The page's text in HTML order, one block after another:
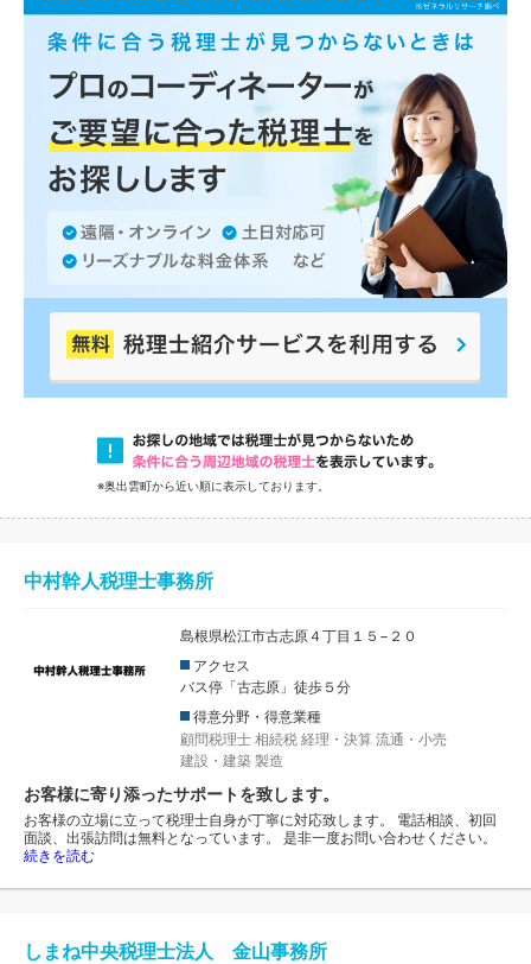
※奥出雲町から近い順に表示しております。
中村幹人税理士事務所
島根県松江市古志原４丁目１５−２０
アクセス
バス停「古志原」徒歩５分
得意分野・得意業種
顧問税理士 相続税 経理・決算 流通・小売
建設・建築 製造
お客様に寄り添ったサポートを致します。
お客様の立場に立って税理士自身が丁寧に対応致します。 電話相談、初回
面談、出張訪問は無料となっています。 是非一度お問い合わせください。
続きを読む
しまね中央税理士法人 金山事務所